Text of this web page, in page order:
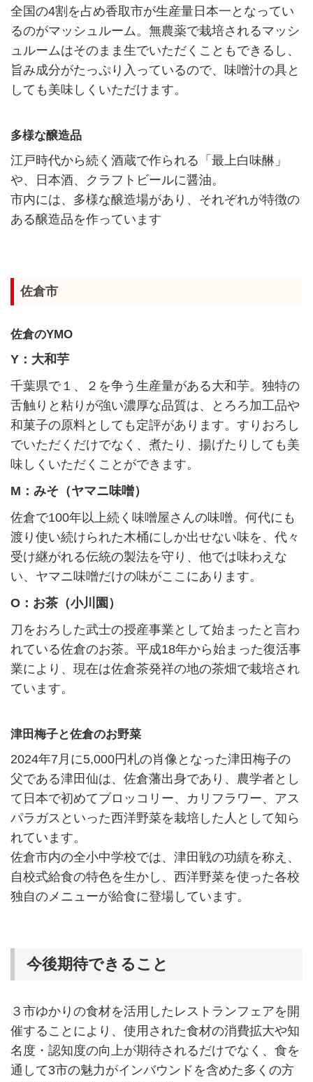
全国の4割を占め香取市が生産量日本一となってい
るのがマッシュルーム。無農薬で栽培されるマッシ
ュルームはそのまま生でいただくこともできるし、
旨み成分がたっぷり入っているので、味噌汁の具と
しても美味しくいただけます。
多様な醸造品
江戸時代から続く酒蔵で作られる「最上白味醂」
や、日本酒、クラフトビールに醤油。
市内には、多様な醸造場があり、それぞれが特徴の
ある醸造品を作っています
佐倉市
佐倉のYMO
Y：大和芋
千葉県で１、２を争う生産量がある大和芋。独特の
舌触りと粘りが強い濃厚な品質は、とろろ加工品や
和菓子の原料としても定評があります。すりおろし
でいただくだけでなく、煮たり、揚げたりしても美
味しくいただくことができます。
M：みそ（ヤマニ味噌）
佐倉で100年以上続く味噌屋さんの味噌。何代にも
渡り使い続けられた木桶にしか出せない味を、代々
受け継がれる伝統の製法を守り、他では味わえな
い、ヤマニ味噌だけの味がここにあります。
O：お茶（小川園）
刀をおろした武士の授産事業として始まったと言わ
れている佐倉のお茶。平成18年から始まった復活事
業により、現在は佐倉茶発祥の地の茶畑で栽培され
ています。
津田梅子と佐倉のお野菜
2024年7月に5,000円札の肖像となった津田梅子の
父である津田仙は、佐倉藩出身であり、農学者とし
て日本で初めてブロッコリー、カリフラワー、アス
パラガスといった西洋野菜を栽培した人として知ら
れています。
佐倉市内の全小中学校では、津田戦の功績を称え、
自校式給食の特色を生かし、西洋野菜を使った各校
独自のメニューが給食に登場しています。
今後期待できること
３市ゆかりの食材を活用したレストランフェアを開
催することにより、使用された食材の消費拡大や知
名度・認知度の向上が期待されるだけでなく、食を
通して3市の魅力がインバウンドを含めた多くの方